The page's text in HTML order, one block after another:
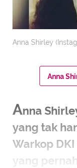
Anna Shirley
Anna
yang tak
Warkop
yang